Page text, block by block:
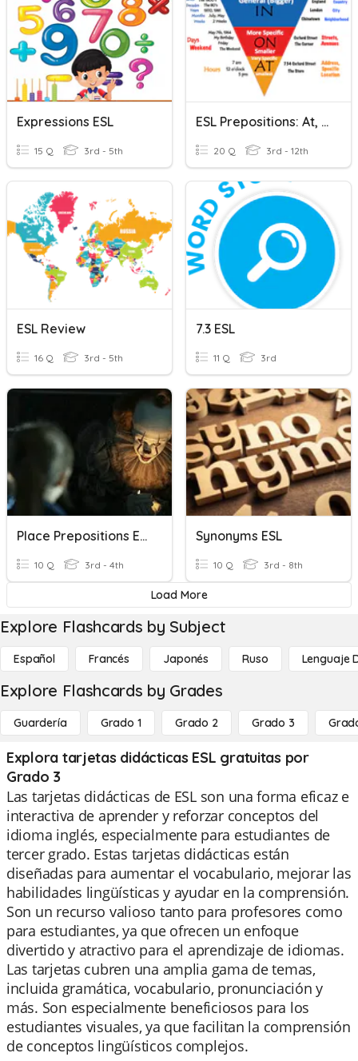
Expressions ESL
15 Q 3rd - 5th
ESL Prepositions: At, In, On
20 Q 3rd - 12th
ESL Review
16 Q 3rd - 5th
7.3 ESL
11 Q 3rd
Place Prepositions ESL EFL TEFL
10 Q 3rd - 4th
Synonyms ESL
10 Q 3rd - 8th
Load More
Explore Flashcards by Subject
Español Francés Japonés Ruso Lenguaje
Explore Flashcards by Grades
Guardería Grado 1 Grado 2 Grado 3
Explora tarjetas didácticas ESL gratuitas por
Grado 3
Las tarjetas didácticas de ESL son una forma eficaz e
interactiva de aprender y reforzar conceptos del
idioma inglés, especialmente para estudiantes de
tercer grado. Estas tarjetas didácticas están
diseñadas para aumentar el vocabulario, mejorar las
habilidades lingüísticas y ayudar en la comprensión.
Son un recurso valioso tanto para profesores como
para estudiantes, ya que ofrecen un enfoque
divertido y atractivo para el aprendizaje de idiomas.
Las tarjetas cubren una amplia gama de temas,
incluida gramática, vocabulario, pronunciación y
más. Son especialmente beneficiosos para los
estudiantes visuales, ya que facilitan la comprensión
de conceptos lingüísticos complejos.